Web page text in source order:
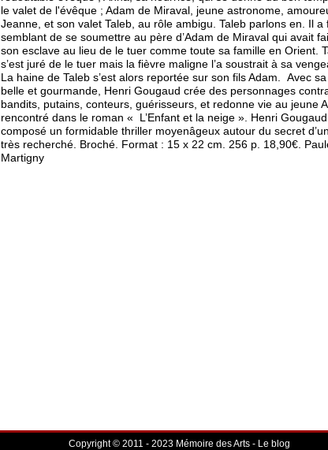
le valet de l'évêque ; Adam de Miraval, jeune astronome,
Jeanne, et son valet Taleb, au rôle ambigu. Taleb parlons en. Il a
semblant de se soumettre au père d’Adam de Miraval qui avait
son esclave au lieu de le tuer comme toute sa famille en Orient.
s’est juré de le tuer mais la fièvre maligne l’a soustrait à sa
La haine de Taleb s’est alors reportée sur son fils Adam. Avec
belle et gourmande, Henri Gougaud crée des personnages
bandits, putains, conteurs, guérisseurs, et redonne vie au jeune
rencontré dans le roman « L’Enfant et la neige ». Henri
composé un formidable thriller moyenâgeux autour du secret
très recherché. Broché. Format : 15 x 22 cm. 256 p. 18,90€.
Martigny
Copyright © 2011 - 2023 Mémoire des Arts - Le blog